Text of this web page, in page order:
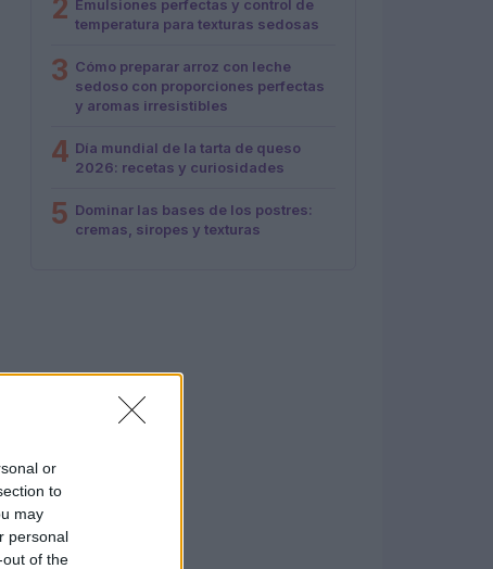
or
to
may
personal
of the
2 Emulsiones perfectas y control de
temperatura para texturas sedosas
3 Cómo preparar arroz con leche
sedoso con proporciones perfectas
y aromas irresistibles
4 Día mundial de la tarta de queso
2026: recetas y curiosidades
5 Dominar las bases de los postres:
cremas, siropes y texturas